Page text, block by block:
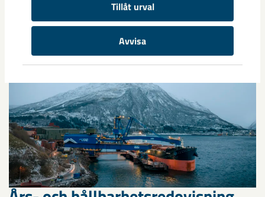
Tillåt urval
Avvisa
Relaterat innehåll